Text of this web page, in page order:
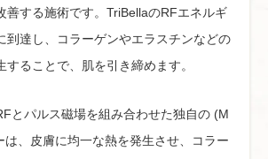
善する施術です。TriBellaのRFエネルギ
到達し、コラーゲンやエラスチンなどの
することで、肌を引き締めます。
とパルス磁場を組み合わせた独自の (M
は、皮膚に均一な熱を発生させ、コラー